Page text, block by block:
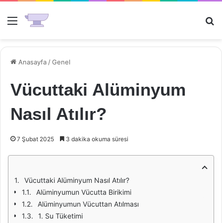
Menü
Anasayfa /Genel
Vücuttaki Alüminyum
Nasıl Atılır?
7 Şubat 2025 3 dakika okuma süresi
Vücuttaki Alüminyum Nasıl Atılır?
Alüminyumun Vücutta Birikimi
Alüminyumun Vücuttan Atılması
1. Su Tüketimi